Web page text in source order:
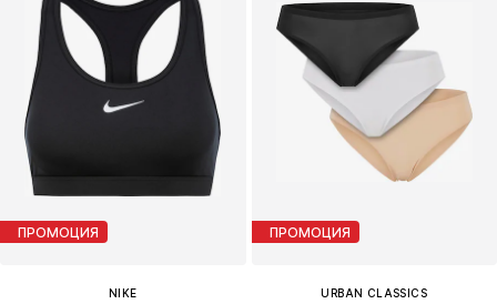
ПРОМОЦИЯ
NIKE
ПРОМОЦИЯ
URBAN CLASSICS